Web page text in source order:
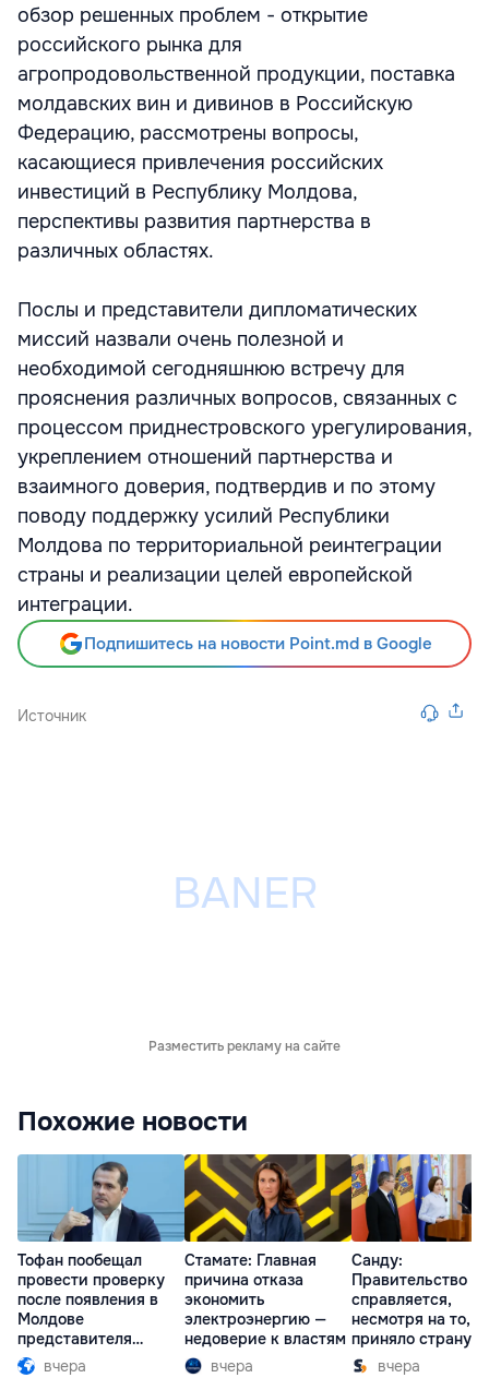
обзор решенных проблем - открытие
российского рынка для
агропродовольственной продукции, поставка
молдавских вин и дивинов в Российскую
Федерацию, рассмотрены вопросы,
касающиеся привлечения российских
инвестиций в Республику Молдова,
перспективы развития партнерства в
различных областях.
Послы и представители дипломатических
миссий назвали очень полезной и
необходимой сегодняшнюю встречу для
прояснения различных вопросов, связанных с
процессом приднестровского урегулирования,
укреплением отношений партнерства и
взаимного доверия, подтвердив и по этому
поводу поддержку усилий Республики
Молдова по территориальной реинтеграции
страны и реализации целей европейской
интеграции.
Подпишитесь на новости Point.md в Google
Источник
Разместить рекламу на сайте
Похожие новости
Тофан пообещал
провести проверку
после появления в
Молдове
представителя
Южной Осетии
вчера
Стамате: Главная
причина отказа
экономить
электроэнергию —
недоверие к властям
вчера
Санду:
Правительство
справляется,
несмотря на то,
приняло страну в
разгар кризиса
вчера